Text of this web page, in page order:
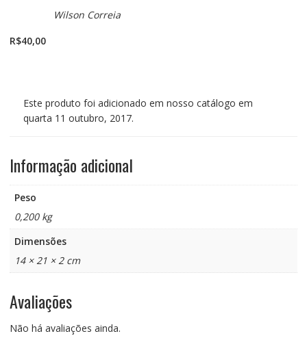
Wilson Correia
R$40,00
Este produto foi adicionado em nosso catálogo em
quarta 11 outubro, 2017.
Informação adicional
Peso
0,200 kg
Dimensões
14 × 21 × 2 cm
Avaliações
Não há avaliações ainda.